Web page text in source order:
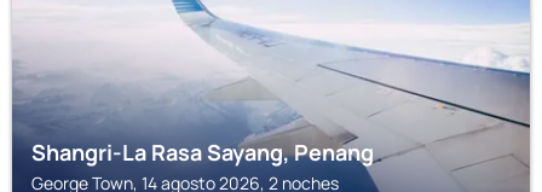
Shangri-La Rasa Sayang, Penang
George Town, 14 agosto 2026, 2 noches